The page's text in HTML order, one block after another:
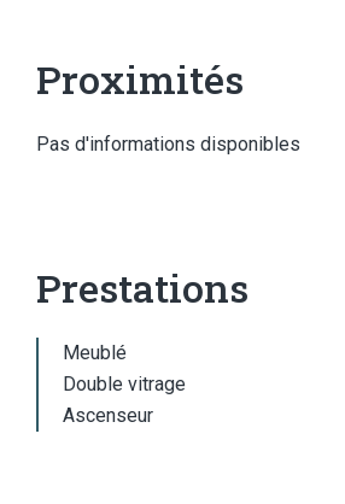
Proximités
Pas d'informations disponibles
Prestations
Meublé
Double vitrage
Ascenseur